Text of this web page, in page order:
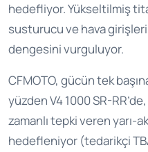
hedefliyor. Yükseltilmiş
susturucu ve hava
dengesini vurguluyor.
CFMOTO, gücün tek
yüzden V4 1000 SR-
zamanlı tepki veren yarı-
hedefleniyor (tedarikçi